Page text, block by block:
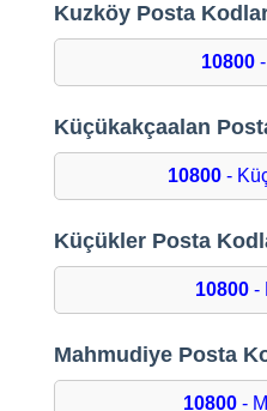
Kuzköy Posta
10800
Küçükakçaalan
10800-
Küçükler Posta
10800 -
Mahmudiye Posta
10800 -